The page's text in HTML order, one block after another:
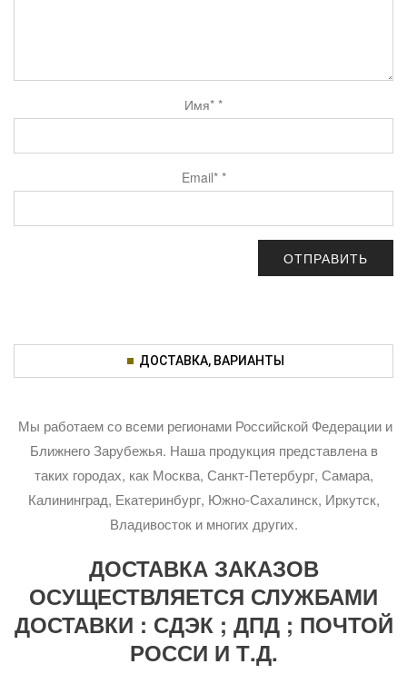
Имя* *
Email* *
ДОСТАВКА, ВАРИАНТЫ
Мы работаем со всеми регионами Российской Федерации и
Ближнего Зарубежья. Наша продукция представлена в
таких городах, как Москва, Санкт-Петербург, Самара,
Калининград, Екатеринбург, Южно-Сахалинск, Иркутск,
Владивосток и многих других.
ДОСТАВКА ЗАКАЗОВ
ОСУЩЕСТВЛЯЕТСЯ СЛУЖБАМИ
ДОСТАВКИ : СДЭК ; ДПД ; ПОЧТОЙ
РОССИ И Т.Д.